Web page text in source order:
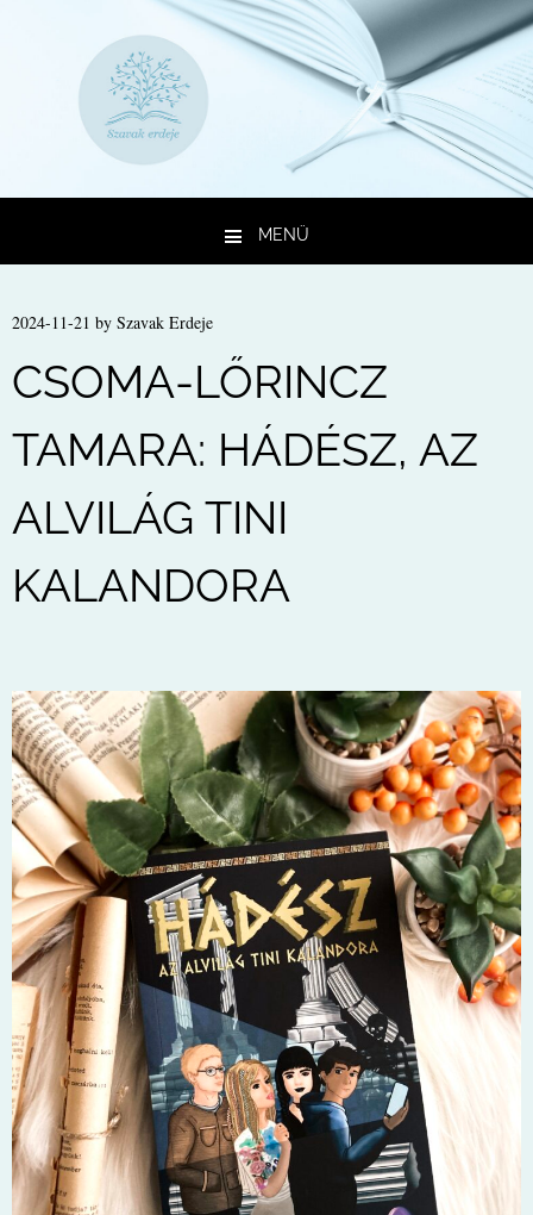
MENÜ
2024-11-21 by Szavak Erdeje
CSOMA-LŐRINCZ
TAMARA: HÁDÉSZ, AZ
ALVILÁG TINI
KALANDORA